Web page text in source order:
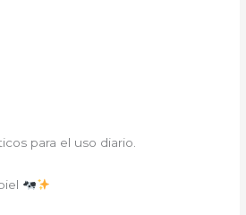
para el uso diario.